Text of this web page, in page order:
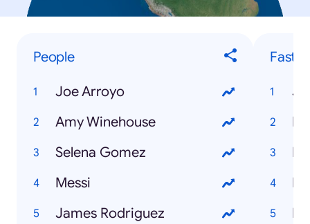
People
Joe Arroyo
Amy Winehouse
Selena Gomez
Messi
James Rodriguez